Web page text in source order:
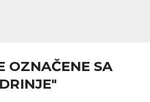
OZNAČENE SA